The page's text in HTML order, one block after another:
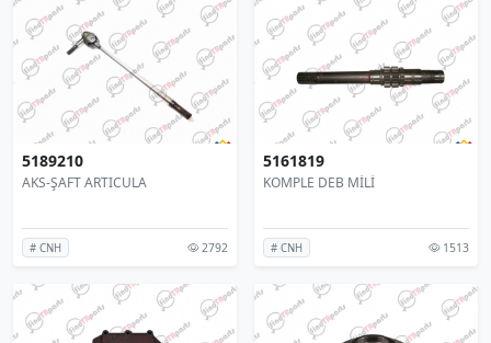
5189210
AKS-ŞAFT ARTICULA
# CNH 2792
5161819
KOMPLE DEB MİLİ
# CNH 1513